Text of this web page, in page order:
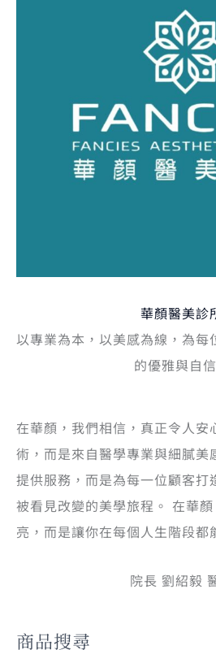
華顏醫美診
以專業為本，以美感為線，為每
的優雅與自
在華顏，我們相信，真正令人安
術，而是來自醫學專業與細膩美
提供服務，而是為每一位顧客打
被看見改變的美學旅程。 在華
亮，而是讓你在每個人生階段都
院長 劉紹毅
商品搜尋